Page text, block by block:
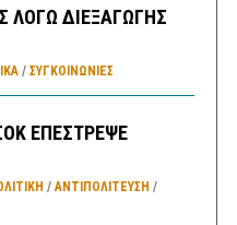
ΛΟΓΩ ΔΙΕΞΑΓΩΓΗΣ
/ ΣΥΓΚΟΙΝΩΝΊΕΣ
ΕΠΕΣΤΡΕΨΕ
/ ΑΝΤΙΠΟΛΊΤΕΥΣΗ /